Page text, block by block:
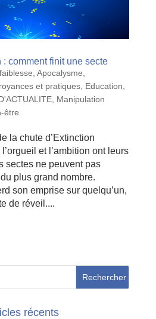
comment finit une secte
Apocalysme,
et pratiques, Education,
, Manipulation
être
la chute d’Extinction
et l’ambition ont leurs
sectes ne peuvent pas
plus grand nombre.
son emprise sur quelqu’un,
de réveil....
récents